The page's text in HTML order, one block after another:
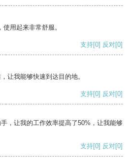
用起来非常舒服。
支持[0] 反对[0]
让我能够快速到达目的地。
支持[0] 反对[0]
，让我的工作效率提高了50%，让我能够
支持[0] 反对[0]